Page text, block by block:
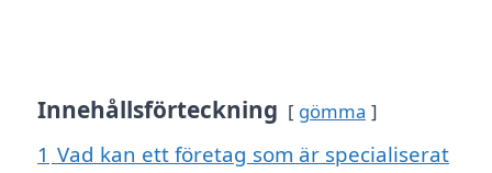
Innehållsförteckning gömma
1 Vad kan ett företag som är specialiserat